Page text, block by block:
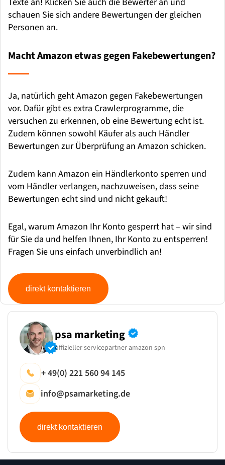
schauen Sie sich andere Bewertungen der gleichen
Personen an.
Macht Amazon etwas gegen Fakebewertungen?
Ja, natürlich geht Amazon gegen Fakebewertungen
vor. Dafür gibt es extra Crawlerprogramme, die
versuchen zu erkennen, ob eine Bewertung echt ist.
Zudem können sowohl Käufer als auch Händler
Bewertungen zur Überprüfung an Amazon schicken.
Zudem kann Amazon ein Händlerkonto sperren und
vom Händler verlangen, nachzuweisen, dass seine
Bewertungen echt sind und nicht gekauft!
Egal, warum Amazon Ihr Konto gesperrt hat – wir sind
für Sie da und helfen Ihnen, Ihr Konto zu entsperren!
Fragen Sie uns einfach unverbindlich an!
direkt kontaktieren
psa marketing
offizieller servicepartner amazon spn
+ 49(0) 221 560 94 145
info@psamarketing.de
direkt kontaktieren